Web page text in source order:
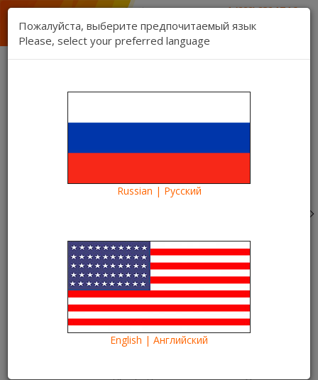
1 (888) 832 17 16
1 (888) 827 06 06
Contact us Register Login
Kartina TV Brooklyn
Categories
What to see?
«Евровидение 2021» на Kartina
TV, смотрите прямую
трансляцию
Kartina TV Brooklyn
Пожалуйста, выберите предпочитаемый язык
Please, select your preferred language
Russian | Русский
English | Английский